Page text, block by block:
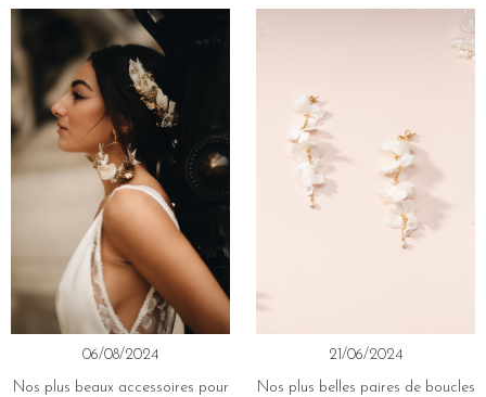
06/08/2024
Nos plus beaux accessoires pour
21/06/2024
Nos plus belles paires de boucles